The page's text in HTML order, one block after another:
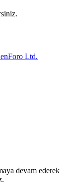
Ltd.
devam ederek